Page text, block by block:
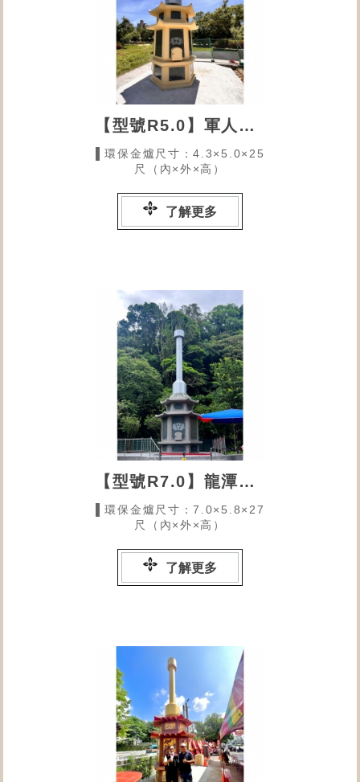
【型號R5.0】軍人忠靈祠鳥松園區的環保金爐
▌環保金爐尺寸：4.3×5.0×25
尺（內×外×高）
了解更多
【型號R7.0】龍潭普南宮的環保金爐
▌環保金爐尺寸：7.0×5.8×27
尺（內×外×高）
了解更多